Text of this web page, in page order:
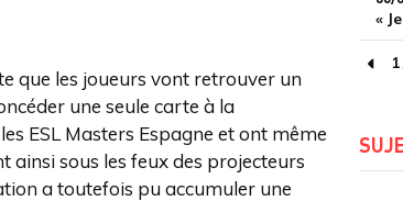
que les joueurs vont retrouver un
une seule carte à la
ESL Masters Espagne et ont même
sous les feux des projecteurs
a toutefois pu accumuler une
1